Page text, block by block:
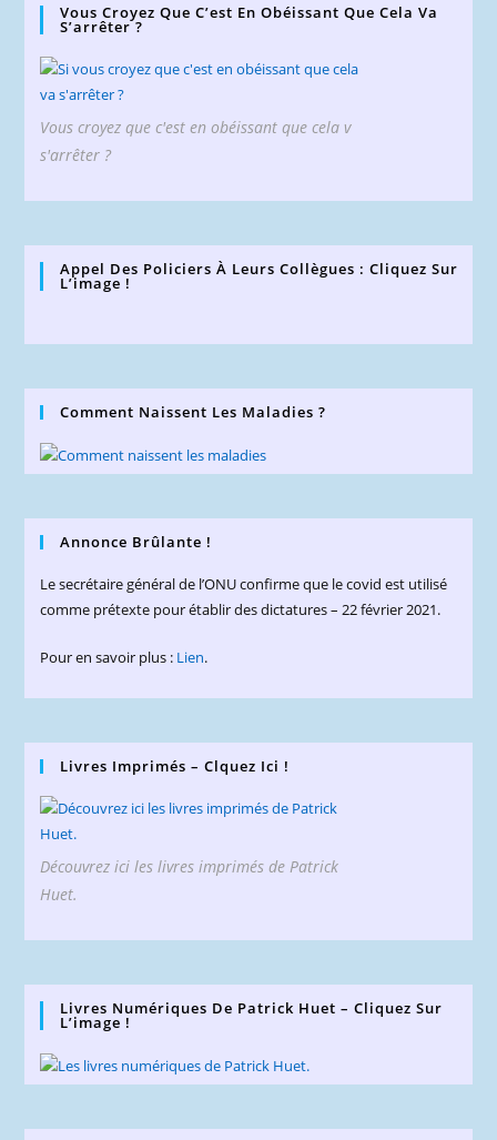
Vous Croyez Que C’est En Obéissant Que Cela Va
S’arrêter ?
Vous croyez que c'est en obéissant que cela v
s'arrêter ?
Appel Des Policiers À Leurs Collègues : Cliquez Sur
L’image !
Comment Naissent Les Maladies ?
Annonce Brûlante !
Le secrétaire général de l’ONU confirme que le covid est utilisé
comme prétexte pour établir des dictatures – 22 février 2021.
Pour en savoir plus : Lien.
Livres Imprimés – Clquez Ici !
Découvrez ici les livres imprimés de Patrick
Huet.
Livres Numériques De Patrick Huet – Cliquez Sur
L’image !